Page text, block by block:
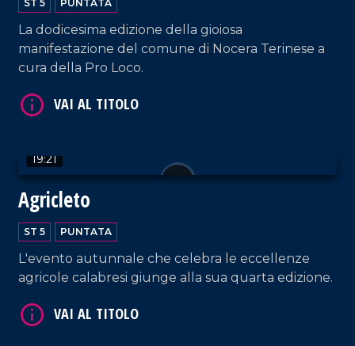
ST 5 PUNTATA
La dodicesima edizione della gioiosa
manifestazione del comune di Nocera Terinese a
cura della Pro Loco.
19:21
Agricleto
ST 5 PUNTATA
L'evento autunnale che celebra le eccellenze
agricole calabresi giunge alla sua quarta edizione.
VAI AL TITOLO
VAI AL TITOLO